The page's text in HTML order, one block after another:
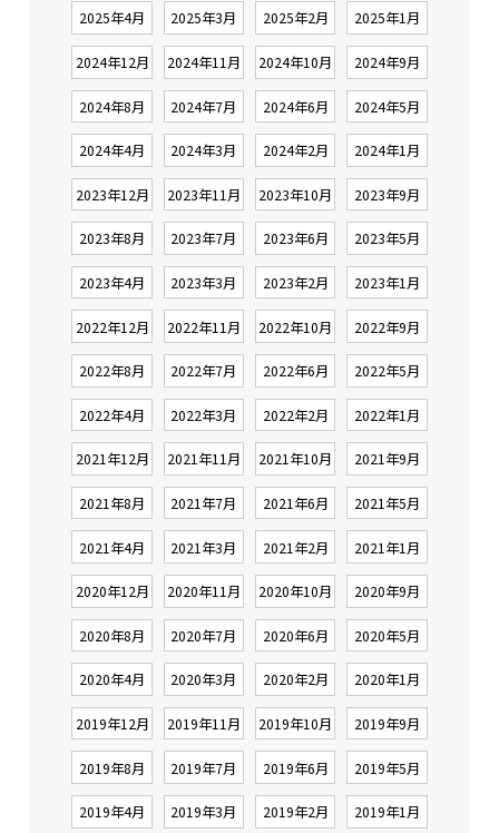
2025年4月 2025年3月 2025年2月 2025年1月
2024年12月 2024年11月 2024年10月 2024年9月
2024年8月 2024年7月 2024年6月 2024年5月
2024年4月 2024年3月 2024年2月 2024年1月
2023年12月 2023年11月 2023年10月 2023年9月
2023年8月 2023年7月 2023年6月 2023年5月
2023年4月 2023年3月 2023年2月 2023年1月
2022年12月 2022年11月 2022年10月 2022年9月
2022年8月 2022年7月 2022年6月 2022年5月
2022年4月 2022年3月 2022年2月 2022年1月
2021年12月 2021年11月 2021年10月 2021年9月
2021年8月 2021年7月 2021年6月 2021年5月
2021年4月 2021年3月 2021年2月 2021年1月
2020年12月 2020年11月 2020年10月 2020年9月
2020年8月 2020年7月 2020年6月 2020年5月
2020年4月 2020年3月 2020年2月 2020年1月
2019年12月 2019年11月 2019年10月 2019年9月
2019年8月 2019年7月 2019年6月 2019年5月
2019年4月 2019年3月 2019年2月 2019年1月